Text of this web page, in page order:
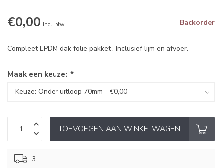
€0,00 Incl. btw Backorder
Compleet EPDM dak folie pakket . Inclusief lijm en afvoer.
Maak een keuze: *
TOEVOEGEN AAN WINKELWAGEN
3